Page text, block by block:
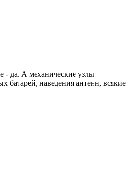
- да. А механические узлы
батарей, наведения антенн, всякие